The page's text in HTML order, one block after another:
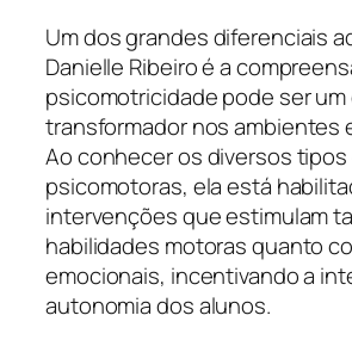
Um dos grandes diferenciais
Danielle Ribeiro é a
psicomotricidade pode ser
transformador nos ambientes
Ao conhecer os diversos
psicomotoras, ela está
intervenções que estimulam
habilidades motoras quanto
emocionais, incentivando a
autonomia dos alunos.